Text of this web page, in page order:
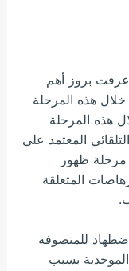
بروز أهم
هذه المرحلة
هذه المرحلة
المعتمد على
مرحلة ظهور
المتعلقة
للمتصوفة
بسبب